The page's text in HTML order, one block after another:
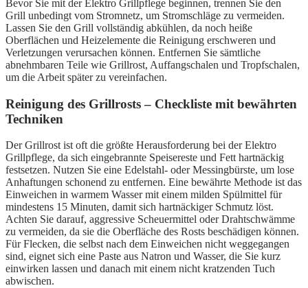
Bevor Sie mit der Elektro Grillpflege beginnen, trennen Sie den
Grill unbedingt vom Stromnetz, um Stromschläge zu vermeiden.
Lassen Sie den Grill vollständig abkühlen, da noch heiße
Oberflächen und Heizelemente die Reinigung erschweren und
Verletzungen verursachen können. Entfernen Sie sämtliche
abnehmbaren Teile wie Grillrost, Auffangschalen und Tropfschalen,
um die Arbeit später zu vereinfachen.
Reinigung des Grillrosts – Checkliste mit bewährten
Techniken
Der Grillrost ist oft die größte Herausforderung bei der Elektro
Grillpflege, da sich eingebrannte Speisereste und Fett hartnäckig
festsetzen. Nutzen Sie eine Edelstahl- oder Messingbürste, um lose
Anhaftungen schonend zu entfernen. Eine bewährte Methode ist das
Einweichen in warmem Wasser mit einem milden Spülmittel für
mindestens 15 Minuten, damit sich hartnäckiger Schmutz löst.
Achten Sie darauf, aggressive Scheuermittel oder Drahtschwämme
zu vermeiden, da sie die Oberfläche des Rosts beschädigen können.
Für Flecken, die selbst nach dem Einweichen nicht weggegangen
sind, eignet sich eine Paste aus Natron und Wasser, die Sie kurz
einwirken lassen und danach mit einem nicht kratzenden Tuch
abwischen.